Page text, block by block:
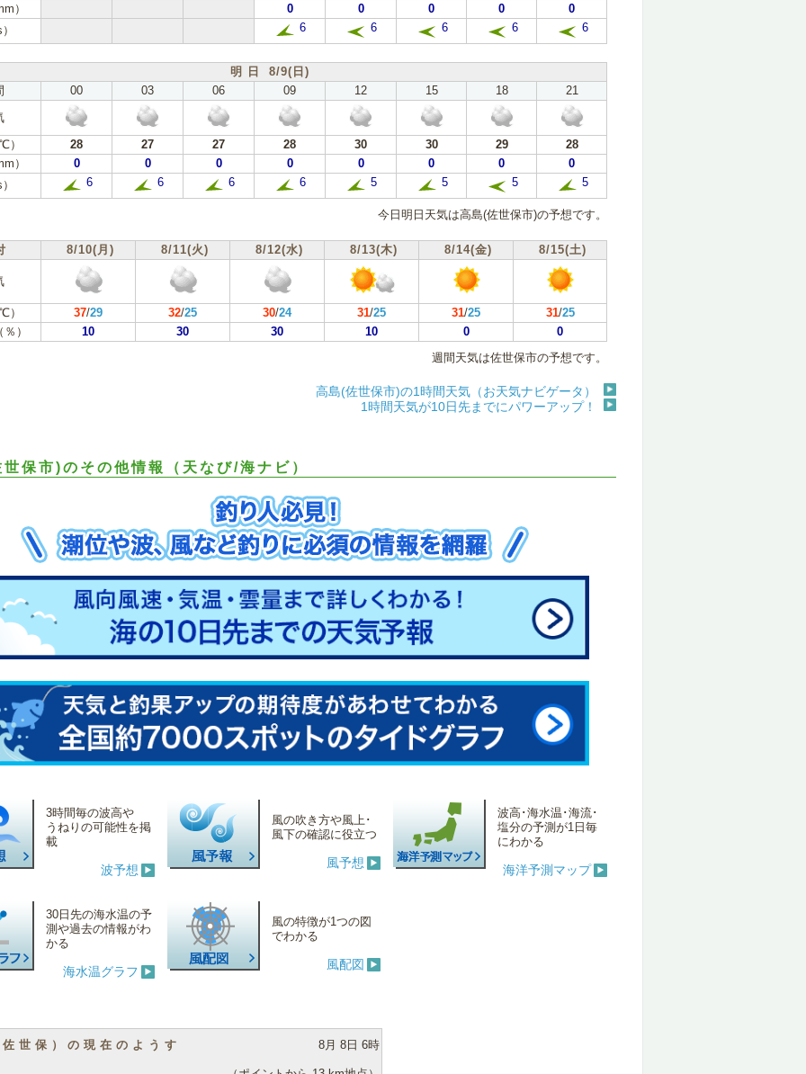
）
0 0 0 0
0
6 6 6 6 6
明 日 8/9(日)
00 03 06 09 12 15 18
21
28 27 27 28 30 30 29
28
）
0 0 0 0 0 0 0
0
6 6 6 6 5 5 5 5
今日明日天気は高島(佐世保市)の予想です。
8/10(月) 8/11(火) 8/12(水) 8/13(木) 8/14(金) 8/15(土)
37/29 32/25 30/24 31/25 31/25 31/25
）
10 30 30 10 0
0
週間天気は佐世保市の予想です。
高島(佐世保市)の1時間天気（お天気ナビゲータ）
1時間天気が10日先までにパワーアップ！
保市)のその他情報（天なび/海ナビ）
3時間毎の波高や
うねりの可能性を掲
載
波予想
風の吹き方や風上･
風下の確認に役立つ
風予想
波高･海水温･海流･
塩分の予測が1日毎
にわかる
海洋予測マップ
30日先の海水温の予
測や過去の情報がわ
かる
海水温グラフ
風の特徴が1つの図
でわかる
風配図
世保）の現在のようす 8月 8日 6時